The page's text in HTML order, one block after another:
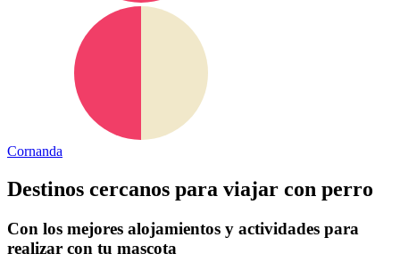
Cornanda
Destinos cercanos para viajar con perro
Con los mejores alojamientos y actividades para
realizar con tu mascota